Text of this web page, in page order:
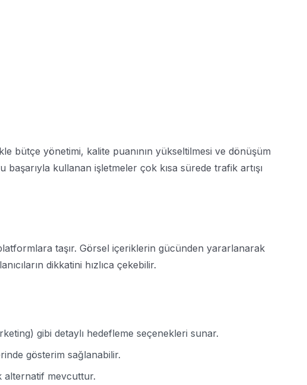
bütçe yönetimi, kalite puanının yükseltilmesi ve dönüşüm
başarıyla kullanan işletmeler çok kısa sürede trafik artışı
taşır. Görsel içeriklerin gücünden yararlanarak
dikkatini hızlıca çekebilir.
gibi detaylı hedefleme seçenekleri sunar.
gösterim sağlanabilir.
alternatif mevcuttur.